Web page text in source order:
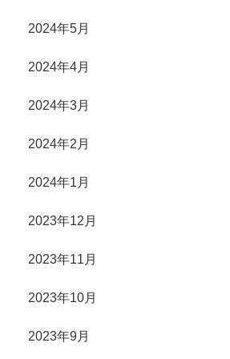
2024年5月
2024年4月
2024年3月
2024年2月
2024年1月
2023年12月
2023年11月
2023年10月
2023年9月